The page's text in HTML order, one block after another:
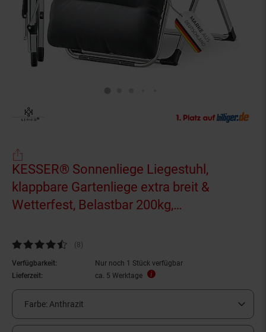
KESSER® Sonnenliege Liegestuhl,
klappbare Gartenliege extra breit &
Wetterfest, Belastbar 200kg,
Rückenlehne inkl. Nackenkissen,
Getränkehalter & Armpolster
Kundenbewertung: 4,38 von 5 Sternen
(8Kundenbewertungen
)
Verfügbarkeit:
Nur noch 1 Stück verfügbar
Lieferzeit:
ca. 5 Werktage
Farbe: Anthrazit